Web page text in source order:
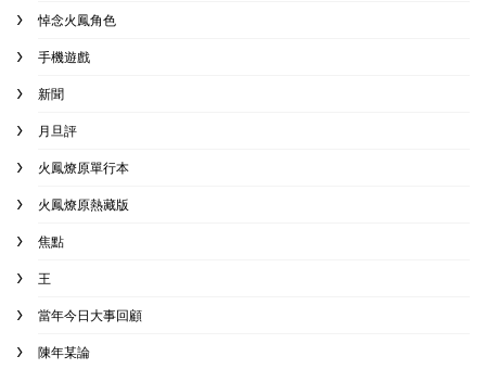
悼念火鳳角色
手機遊戲
新聞
月旦評
火鳳燎原單行本
火鳳燎原熱藏版
焦點
王
當年今日大事回顧
陳年某論